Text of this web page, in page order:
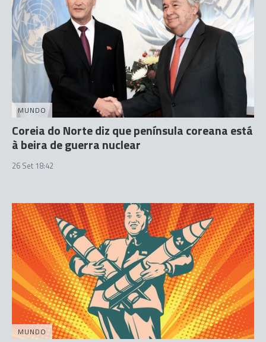
MUNDO
Coreia do Norte diz que península coreana está
à beira de guerra nuclear
26 Set 18:42
MUNDO